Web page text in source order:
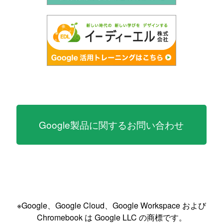
Google製品に関するお問い合わせ
※Google、Google Cloud、Google Workspace および
Chromebook は Google LLC の商標です。